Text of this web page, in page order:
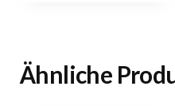
Ähnliche